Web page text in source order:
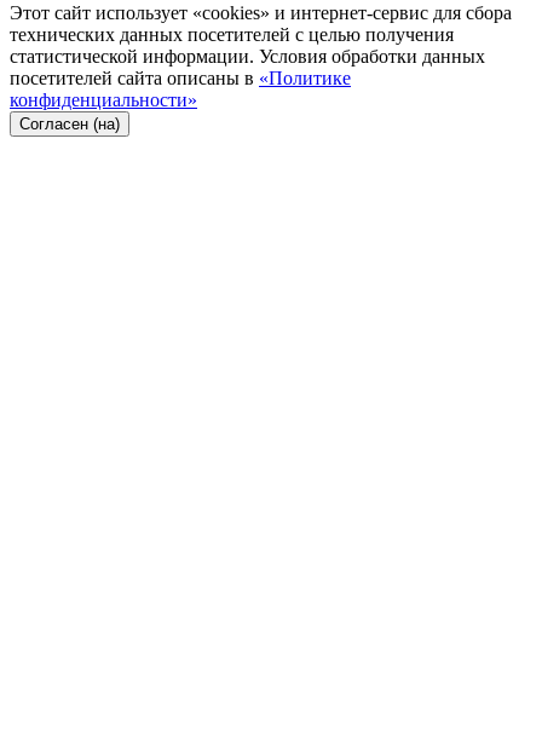
Этот сайт использует «cookies» и интернет-сервис для сбора
технических данных посетителей с целью получения
статистической информации. Условия обработки данных
посетителей сайта описаны в «Политике
конфиденциальности»
Согласен (на)